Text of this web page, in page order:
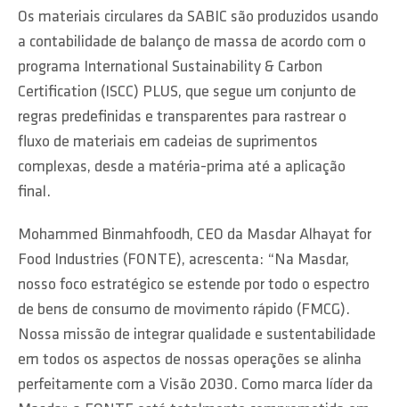
Os materiais circulares da SABIC são produzidos usando
a contabilidade de balanço de massa de acordo com o
programa International Sustainability & Carbon
Certification (ISCC) PLUS, que segue um conjunto de
regras predefinidas e transparentes para rastrear o
fluxo de materiais em cadeias de suprimentos
complexas, desde a matéria-prima até a aplicação
final.
Mohammed Binmahfoodh, CEO da Masdar Alhayat for
Food Industries (FONTE), acrescenta: “Na Masdar,
nosso foco estratégico se estende por todo o espectro
de bens de consumo de movimento rápido (FMCG).
Nossa missão de integrar qualidade e sustentabilidade
em todos os aspectos de nossas operações se alinha
perfeitamente com a Visão 2030. Como marca líder da